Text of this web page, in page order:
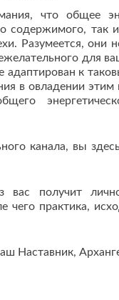
что общее
содержимого,
Разумеется, они
для
адаптирован к
в овладении
канала, вы
получит
чего практика,
Наставник,